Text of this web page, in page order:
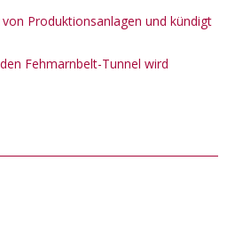
Produktionsanlagen und kündigt
Fehmarnbelt-Tunnel wird